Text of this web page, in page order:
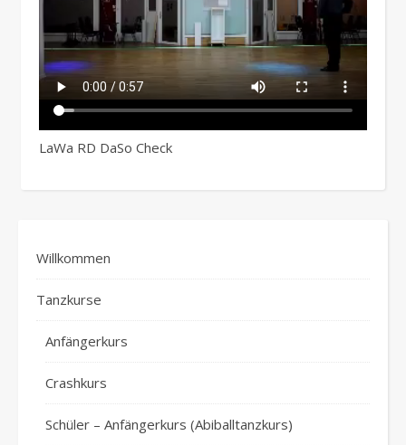
LaWa RD DaSo Check
Willkommen
Tanzkurse
Anfängerkurs
Crashkurs
Schüler – Anfängerkurs (Abiballtanzkurs)